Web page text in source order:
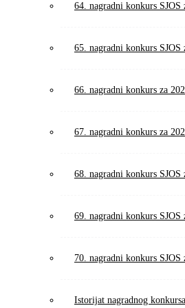
64. nagradni konkurs SJOS
65. nagradni konkurs SJOS
66. nagradni konkurs za
67. nagradni konkurs za
68. nagradni konkurs SJOS
69. nagradni konkurs SJOS
70. nagradni konkurs SJOS
Istorijat nagradnog